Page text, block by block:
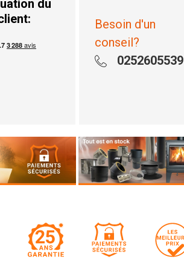
du
Besoin d'un
conseil?
0252605539